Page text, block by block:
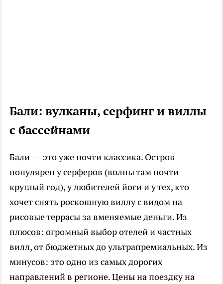
Бали: вулканы, серфинг и виллы
с бассейнами
Бали — это уже почти классика. Остров
популярен у серферов (волны там почти
круглый год), у любителей йоги и у тех, кто
хочет снять роскошную виллу с видом на
рисовые террасы за вменяемые деньги. Из
плюсов: огромный выбор отелей и частных
вилл, от бюджетных до ультрапремиальных. Из
минусов: это одно из самых дорогих
направлений в регионе. Цены на поездку на